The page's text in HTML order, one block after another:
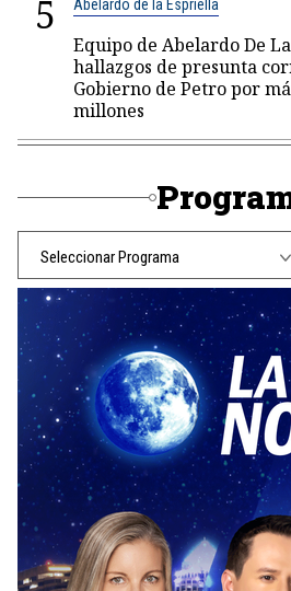
5 Abelardo de la Espriella
Equipo de Abelardo De
hallazgos de presunta
Gobierno de Petro por
millones